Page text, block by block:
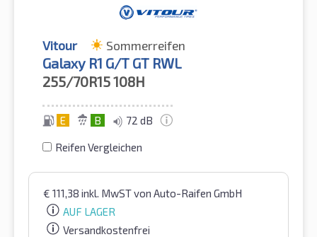
Vitour Sommerreifen
Galaxy R1 G/T GT RWL
255/70R15108H
E B 72 dB
Reifen Vergleichen
€ 111,38 inkl. MwSTvon Auto-Raifen GmbH
AUF LAGER
Versandkostenfrei